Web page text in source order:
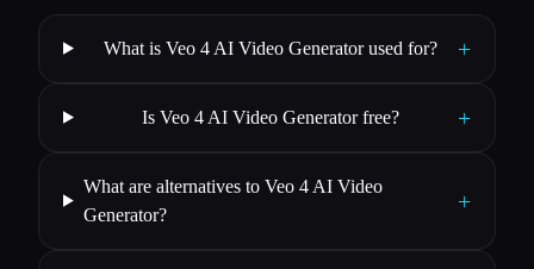
What is Veo 4 AI Video Generator used for? +
Is Veo 4 AI Video Generator free? +
What are alternatives to Veo 4 AI Video
Generator?
+